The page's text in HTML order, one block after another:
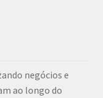
negócios e
ao longo do